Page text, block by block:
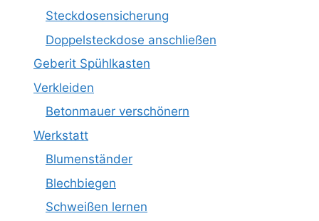
Steckdosensicherung
Doppelsteckdose anschließen
Geberit Spühlkasten
Verkleiden
Betonmauer verschönern
Werkstatt
Blumenständer
Blechbiegen
Schweißen lernen